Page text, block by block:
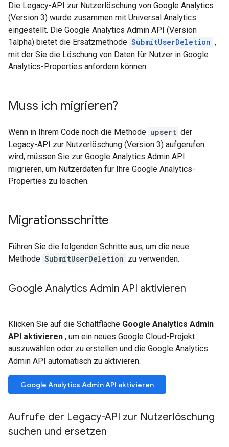
Die Legacy-API zur Nutzerlöschung von Google Analytics
(Version 3) wurde zusammen mit Universal Analytics
eingestellt. Die Google Analytics Admin API (Version
1alpha) bietet die Ersatzmethode SubmitUserDeletion ,
mit der Sie die Löschung von Daten für Nutzer in Google
Analytics-Properties anfordern können.
Muss ich migrieren?
Wenn in Ihrem Code noch die Methode upsert der
Legacy-API zur Nutzerlöschung (Version 3) aufgerufen
wird, müssen Sie zur Google Analytics Admin API
migrieren, um Nutzerdaten für Ihre Google Analytics-
Properties zu löschen.
Migrationsschritte
Führen Sie die folgenden Schritte aus, um die neue
Methode SubmitUserDeletion zu verwenden.
Google Analytics Admin API aktivieren
Klicken Sie auf die Schaltfläche Google Analytics Admin
API aktivieren , um ein neues Google Cloud-Projekt
auszuwählen oder zu erstellen und die Google Analytics
Admin API automatisch zu aktivieren.
Google Analytics Admin API aktivieren
Aufrufe der Legacy-API zur Nutzerlöschung
suchen und ersetzen